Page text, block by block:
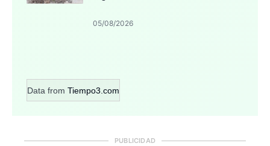
05/08/2026
Data from Tiempo3.com
PUBLICIDAD